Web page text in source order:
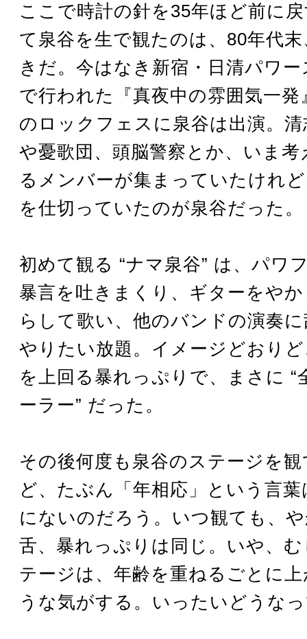
ここで時計の針を35年ほど前に
て泉谷を生で観たのは、80年代
きだ。今はなき新宿・日清パワ
で行われた『真夜中の雰囲気一発
のロックフェスに泉谷は出演。
や憂歌団、頭脳警察とか、いま
るメンバーが集まっていたけれ
を仕切っていたのが泉谷だった。
初めて観る “ナマ泉谷” は、パワ
暴言を吐きまくり、ギターをや
らして歌い、他のバンドの演奏
やりたい放題。イメージどおり
を上回る暴れっぷりで、まさに “
ーラー” だった。
その後何度も泉谷のステージを
ど、たぶん「年相応」という言
にないのだろう。いつ観ても、
舌、暴れっぷりは同じ。いや、
テージは、年齢を重ねるごとに
うな気がする。いったいどうな